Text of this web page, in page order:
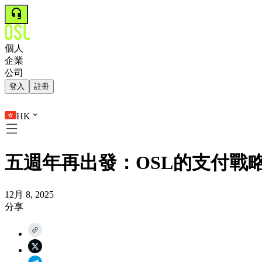
個人
企業
公司
登入 註冊
HK
五週年再出發：OSL的支付戰
12月 8, 2025
分享